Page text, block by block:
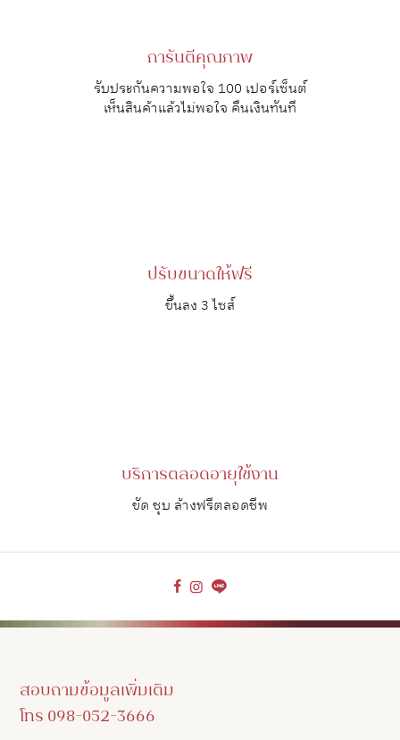
การันตีคุณภาพ
รับประกันความพอใจ 100 เปอร์เซ็นต์
เห็นสินค้าแล้วไม่พอใจ คืนเงินทันที
ปรับขนาดให้ฟรี
ขึ้นลง 3 ไซส์
บริการตลอดอายุใช้งาน
ขัด ชุบ ล้างฟรีตลอดชีพ
สอบถามข้อมูลเพิ่มเติม
โทร 098-052-3666